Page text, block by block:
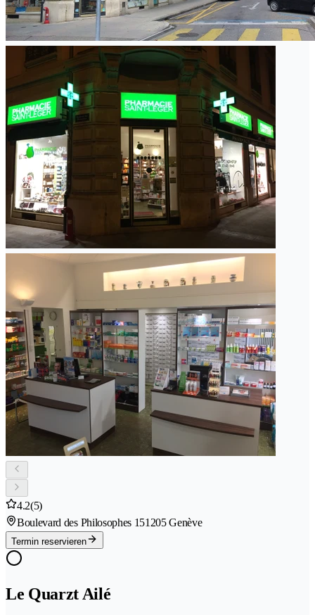
4.2(5)
Boulevard des Philosophes 151205 Genève
Termin reservieren
Le Quarzt Ailé